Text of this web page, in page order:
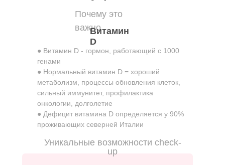
Почему это
важно
Уникальные возможности check-
up
Витамин
D
● Витамин D - гормон, работающий с 1000
генами
● Нормальный витамин D = хороший
метаболизм, процессы обновления клеток,
сильный иммунитет, профилактика
онкологии, долголетие
● Дефицит витамина D определяется у 90%
проживающих северней Италии